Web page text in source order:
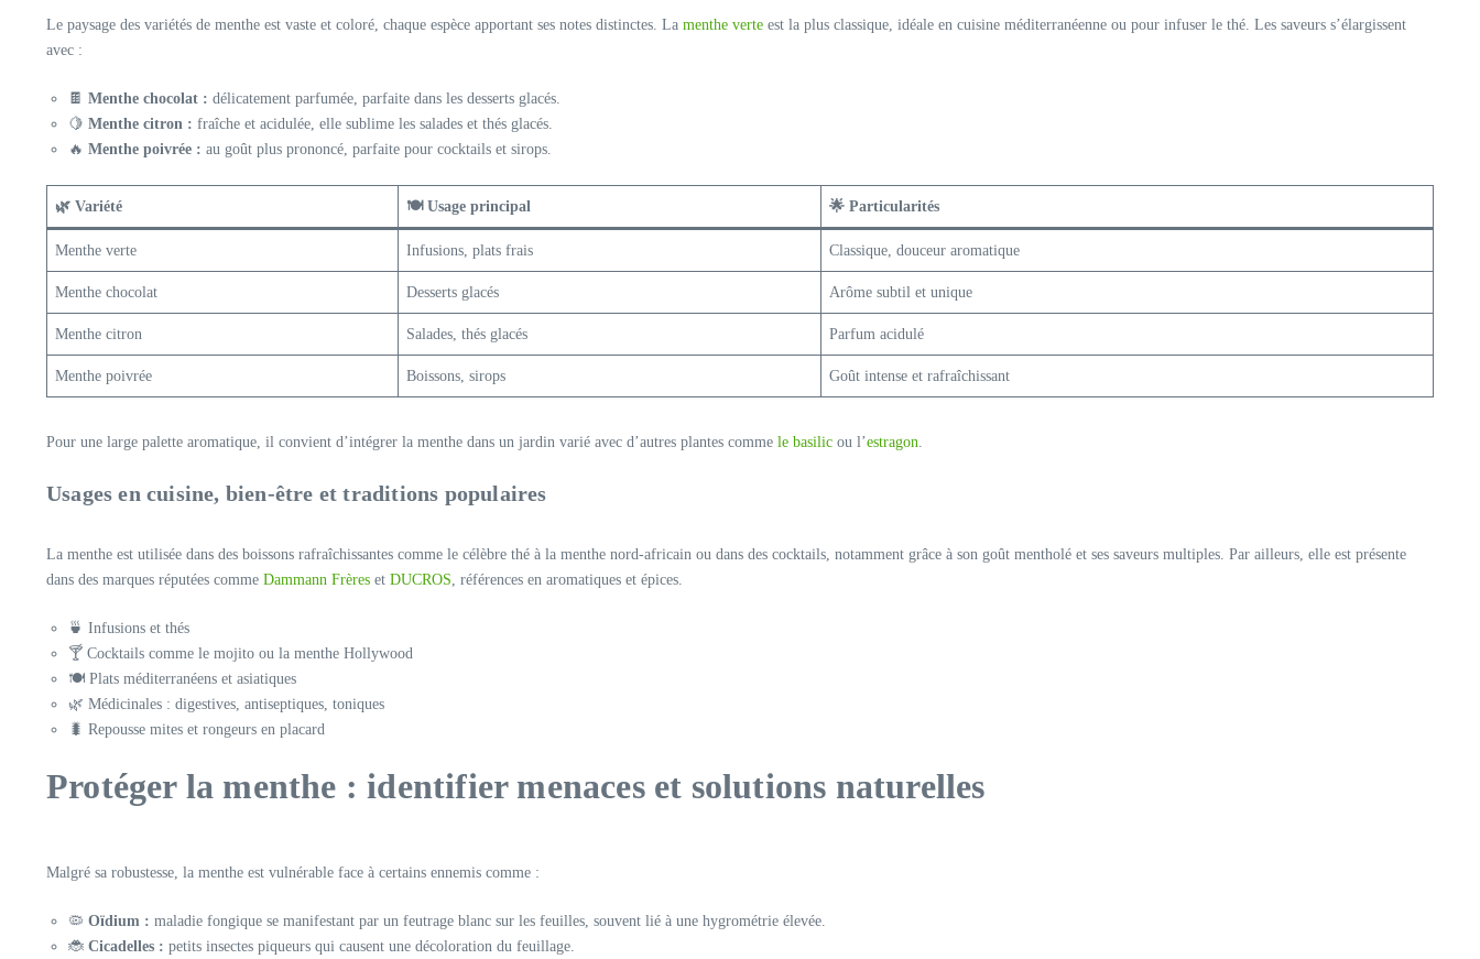
Le paysage des variétés de menthe est vaste et coloré, chaque espèce apportant ses notes distinctes. La menthe verte est la plus classique, idéale en cuisine méditerranéenne ou pour infuser le thé. Les saveurs s’élargissent
avec :
🍫 Menthe chocolat : délicatement parfumée, parfaite dans les desserts glacés.
🍋 Menthe citron : fraîche et acidulée, elle sublime les salades et thés glacés.
🔥 Menthe poivrée : au goût plus prononcé, parfaite pour cocktails et sirops.
🌿 Variété 🍽️ Usage principal 🌟 Particularités
Menthe verte Infusions, plats frais Classique, douceur aromatique
Menthe chocolat Desserts glacés Arôme subtil et unique
Menthe citron Salades, thés glacés Parfum acidulé
Menthe poivrée Boissons, sirops Goût intense et rafraîchissant
Pour une large palette aromatique, il convient d’intégrer la menthe dans un jardin varié avec d’autres plantes comme le basilic ou l’estragon.
Usages en cuisine, bien-être et traditions populaires
La menthe est utilisée dans des boissons rafraîchissantes comme le célèbre thé à la menthe nord-africain ou dans des cocktails, notamment grâce à son goût mentholé et ses saveurs multiples. Par ailleurs, elle est présente
dans des marques réputées comme Dammann Frères et DUCROS, références en aromatiques et épices.
🍵 Infusions et thés
🍸 Cocktails comme le mojito ou la menthe Hollywood
🍽️ Plats méditerranéens et asiatiques
🌿 Médicinales : digestives, antiseptiques, toniques
🐛 Repousse mites et rongeurs en placard
Protéger la menthe : identifier menaces et solutions naturelles
Malgré sa robustesse, la menthe est vulnérable face à certains ennemis comme :
🦠 Oïdium : maladie fongique se manifestant par un feutrage blanc sur les feuilles, souvent lié à une hygrométrie élevée.
🐞 Cicadelles : petits insectes piqueurs qui causent une décoloration du feuillage.